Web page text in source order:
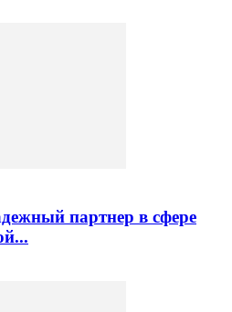
партнер в сфере